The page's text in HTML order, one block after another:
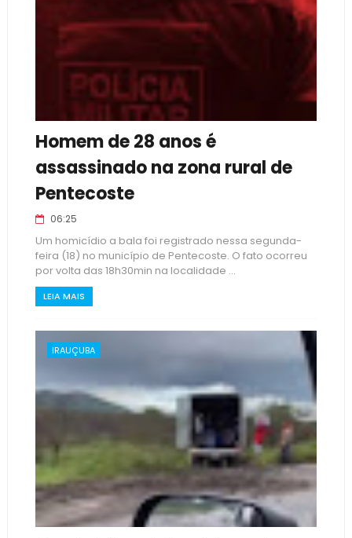
Homem de 28 anos é
assassinado na zona rural de
Pentecoste
06:25
Um homicídio a bala foi registrado nessa segunda-
feira (18) no município de Pentecoste. O fato ocorreu
por volta das 18h30min na localidade ...
LEIA MAIS
IRAUÇUBA